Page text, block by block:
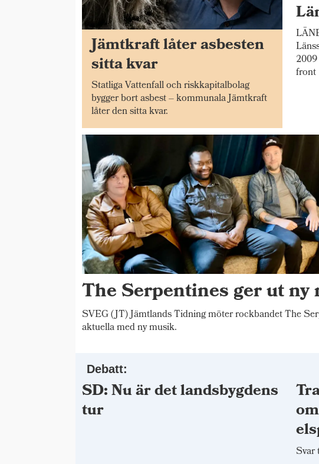
Jämtkraft låter asbesten
sitta kvar
Statliga Vattenfall och riskkapitalbolag
bygger bort asbest – kommunala Jämtkraft
låter den sitta kvar.
front
The Serpentines ger ut ny
SVEG (JT) Jämtlands Tidning möter rockbandet The
aktuella med ny musik.
Debatt:
SD: Nu är det landsbygdens
tur
Svar